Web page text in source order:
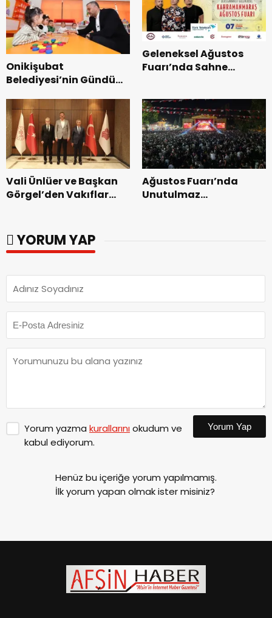
Onikişubat
Belediyesi’nin Gündüz
dönemin ön kayıtları
başladı.
Geleneksel Ağustos
Fuarı’nda Sahne
Vali Ünlüer ve Başkan
Görgel’den Vakıflar
Ağustos Fuarı’nda
Unutulmaz
YORUM YAP
Yorum yazma kurallarınıokudum ve
kabul ediyorum.
Yorum Yap
Henüz bu içeriğe yorum yapılmamış.
İlk yorum yapan olmak ister misiniz?